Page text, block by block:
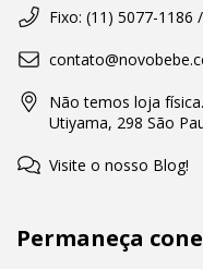
Fixo: (11) 5077-1186
Não temos loja
Utiyama, 298 São
Visite o nosso Blog!
Permaneça